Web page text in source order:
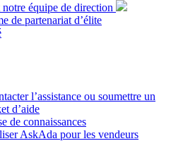
équipe de direction
de partenariat d’élite
l’assistance ou soumettre un
d’aide
de connaissances
AskAda pour les vendeurs